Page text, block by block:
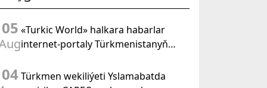
05 «Turkic World» halkara habarlar
internet-portaly Türkmenistanyň
taýýarlygy we onuň geçirilşini giňden
04 Türkmen wekiliýeti Yslamabatda